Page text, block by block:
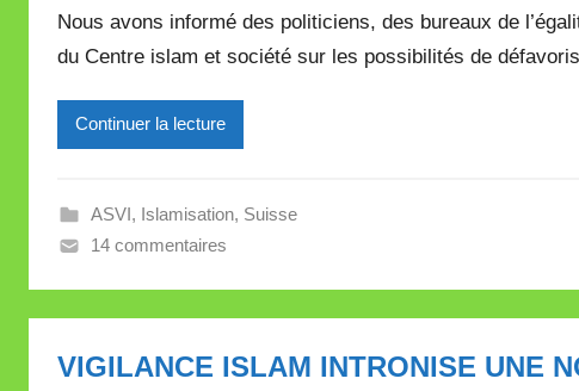
r
M
e
l
Nous avons informé des politiciens, des bureaux de
du Centre islam et société sur les possibilités de
Continuer la lecture
ASVI, Islamisation, Suisse
14 commentaires
VIGILANCE ISLAM INTRONISE UNE